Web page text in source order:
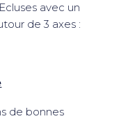
avec un
de 3 axes :
de bonnes